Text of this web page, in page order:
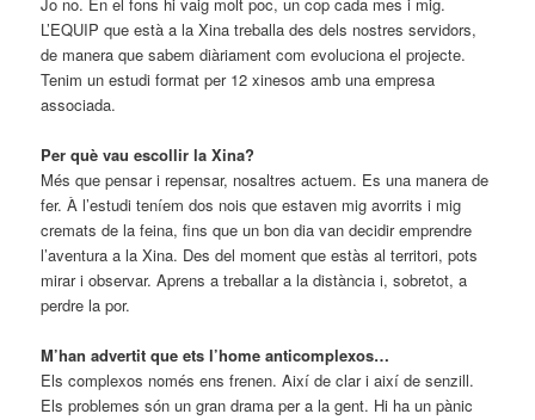
L’EQUIP que està a la Xina treballa des dels nostres servidors,
de manera que sabem diàriament com evoluciona el projecte.
Tenim un estudi format per 12 xinesos amb una empresa
associada.
Per què vau escollir la Xina?
Més que pensar i repensar, nosaltres actuem. Es una manera de
fer. À l’estudi teníem dos nois que estaven mig avorrits i mig
cremats de la feina, fins que un bon dia van decidir emprendre
l’aventura a la Xina. Des del moment que estàs al territori, pots
mirar i observar. Aprens a treballar a la distància i, sobretot, a
perdre la por.
M’han advertit que ets l’home anticomplexos…
Els complexos només ens frenen. Així de clar i així de senzill.
Els problemes són un gran drama per a la gent. Hi ha un pànic